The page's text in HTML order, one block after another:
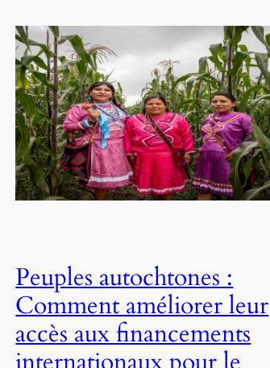
Peuples autochtones :
Comment améliorer leur
accès aux financements